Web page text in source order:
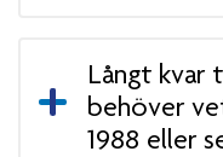
Långt kvar
behöver
1988 eller